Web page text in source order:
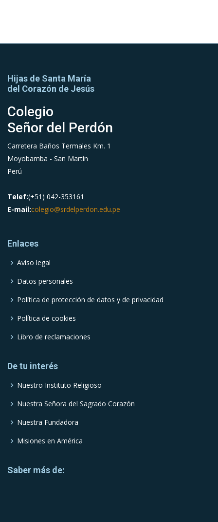
Hijas de Santa María
del Corazón de Jesús
Colegio
Señor del Perdón
Carretera Baños Termales Km. 1
Moyobamba - San Martín
Perú
Telef:(+51) 042-353161
E-mail:colegio@srdelperdon.edu.pe
Enlaces
Aviso legal
Datos personales
Política de protección de datos y de privacidad
Política de cookies
Libro de reclamaciones
De tu interés
Nuestro Instituto Religioso
Nuestra Señora del Sagrado Corazón
Nuestra Fundadora
Misiones en América
Saber más de: